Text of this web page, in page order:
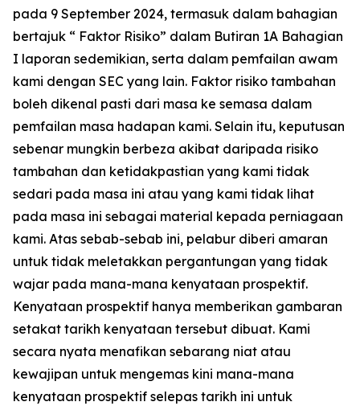
pada 9 September 2024, termasuk dalam bahagian
bertajuk “ Faktor Risiko” dalam Butiran 1A Bahagian
I laporan sedemikian, serta dalam pemfailan awam
kami dengan SEC yang lain. Faktor risiko tambahan
boleh dikenal pasti dari masa ke semasa dalam
pemfailan masa hadapan kami. Selain itu, keputusan
sebenar mungkin berbeza akibat daripada risiko
tambahan dan ketidakpastian yang kami tidak
sedari pada masa ini atau yang kami tidak lihat
pada masa ini sebagai material kepada perniagaan
kami. Atas sebab-sebab ini, pelabur diberi amaran
untuk tidak meletakkan pergantungan yang tidak
wajar pada mana-mana kenyataan prospektif.
Kenyataan prospektif hanya memberikan gambaran
setakat tarikh kenyataan tersebut dibuat. Kami
secara nyata menafikan sebarang niat atau
kewajipan untuk mengemas kini mana-mana
kenyataan prospektif selepas tarikh ini untuk